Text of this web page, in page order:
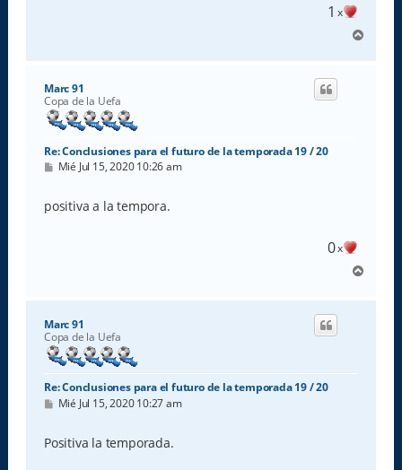
1 x
r
Marc 91
Copa de la Uefa
Re: Conclusiones para el futuro de la temporada 19 / 20
M
s
a
Mié Jul 15, 2020 10:26 am
positiva a la tempora.
0x
r
Marc 91
Copa de la Uefa
Re: Conclusiones para el futuro de la temporada 19 / 20
M
s
a
Mié Jul 15, 2020 10:27 am
Positiva la temporada.